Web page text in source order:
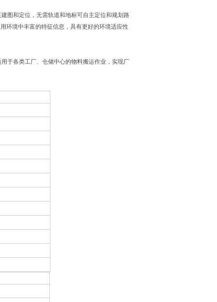
图和定位，无需轨道和地标可自主定位和规划路
环境中丰富的特征信息，具有更好的环境适应性
于各类工厂、仓储中心的物料搬运作业，实现厂